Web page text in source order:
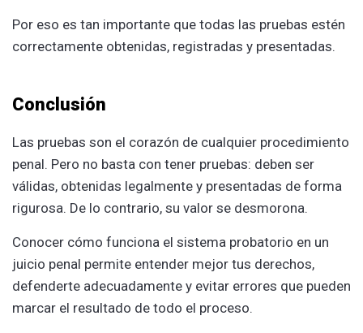
Por eso es tan importante que todas las pruebas estén
correctamente obtenidas, registradas y presentadas.
Conclusión
Las pruebas son el corazón de cualquier procedimiento
penal. Pero no basta con tener pruebas: deben ser
válidas, obtenidas legalmente y presentadas de forma
rigurosa. De lo contrario, su valor se desmorona.
Conocer cómo funciona el sistema probatorio en un
juicio penal permite entender mejor tus derechos,
defenderte adecuadamente y evitar errores que pueden
marcar el resultado de todo el proceso.